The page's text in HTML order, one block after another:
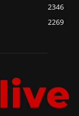
2346
2269